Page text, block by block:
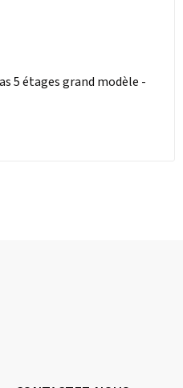
5 étages grand modèle -